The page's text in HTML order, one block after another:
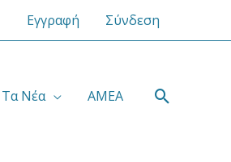
Εγγραφή Σύνδεση
Τα Νέα ΑΜΕΑ